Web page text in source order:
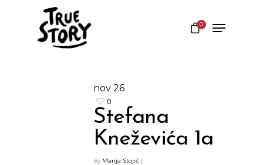
0
nov 26
0
Stefana
Kneževića 1a
By Marija Stojić |